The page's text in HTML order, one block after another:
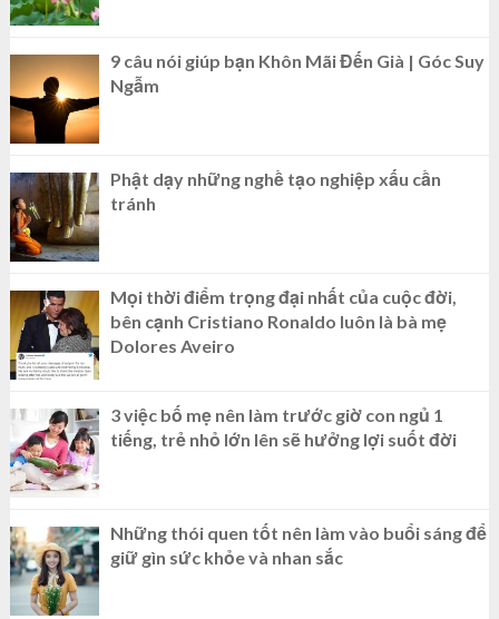
9 câu nói giúp bạn Khôn Mãi Đến Già | Góc Suy
Ngẫm
Phật dạy những nghề tạo nghiệp xấu cần
tránh
Mọi thời điểm trọng đại nhất của cuộc đời,
bên cạnh Cristiano Ronaldo luôn là bà mẹ
Dolores Aveiro
3 việc bố mẹ nên làm trước giờ con ngủ 1
tiếng, trẻ nhỏ lớn lên sẽ hưởng lợi suốt đời
Những thói quen tốt nên làm vào buổi sáng để
giữ gìn sức khỏe và nhan sắc